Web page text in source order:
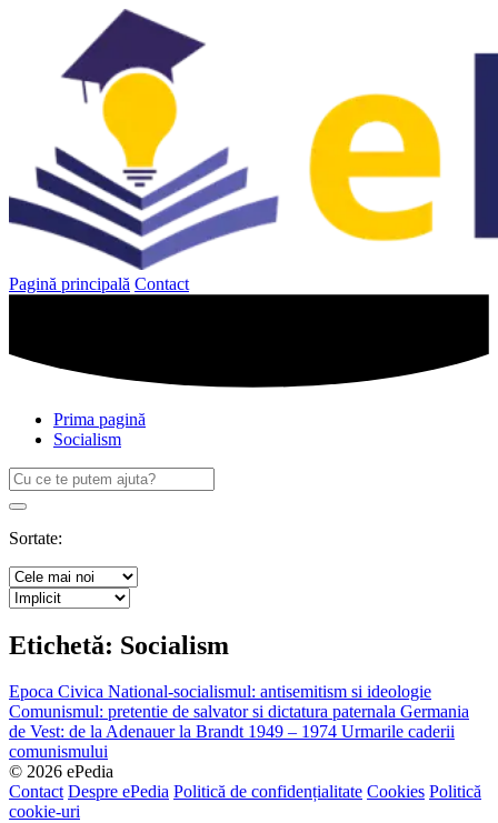
Pagină principală Contact
Prima pagină
Socialism
Caută
după:
Search
Sortate:
Etichetă: Socialism
Epoca Civica National-socialismul: antisemitism si ideologie
Comunismul: pretentie de salvator si dictatura paternala Germania
de Vest: de la Adenauer la Brandt 1949 – 1974 Urmarile caderii
comunismului
© 2026 ePedia
Contact Despre ePedia Politică de confidențialitate Cookies Politică
cookie-uri